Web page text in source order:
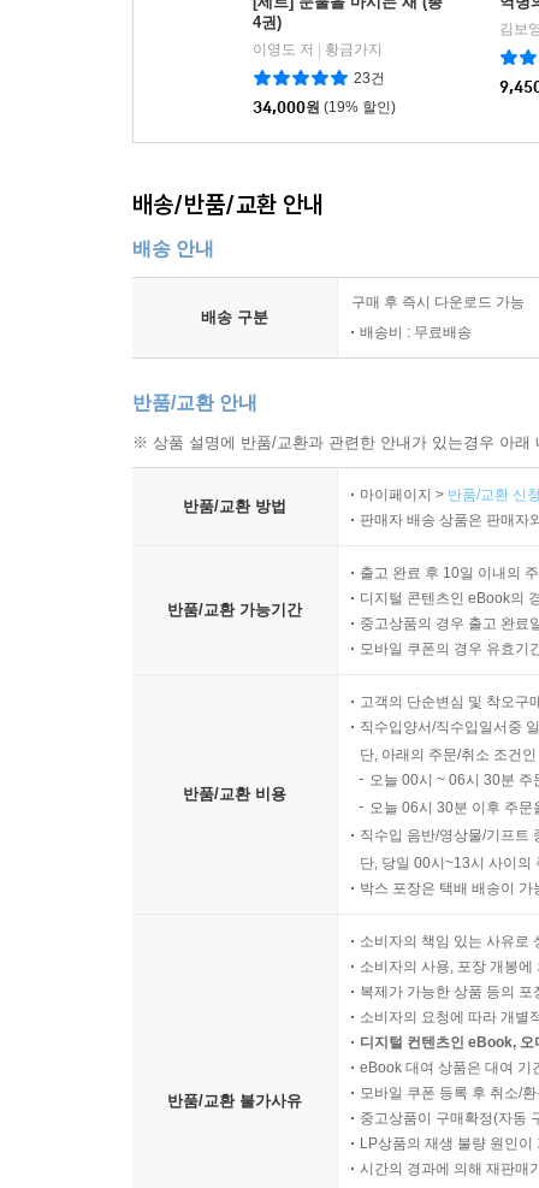
4권)
이영도 저
황금가지
23건
34,000원 (19% 할인)
김보
배송/반품/교환 안내
배송 안내
배송 구분
구매 후 즉시 다운로드 가능
배송비 : 무료배송
반품/교환 안내
※ 상품 설명에 반품/교환과 관련한 안내가 있는경우 아
반품/교환 방법
마이페이지 > 반품/교환 신
판매자 배송 상품은 판매자
반품/교환 가능기간
출고 완료 후 10일 이내의
디지털 콘텐츠인 eBook의
중고상품의 경우 출고 완료
모바일 쿠폰의 경우 유효기
반품/교환 비용
고객의 단순변심 및 착오구
직수입양서/직수입일서중
단, 아래의 주문/취소 조건
오늘 00시 ~ 06시 30분
오늘 06시 30분 이후 주
직수입 음반/영상물/기프트
단, 당일 00시~13시 사이의
박스 포장은 택배 배송이
반품/교환 불가사유
소비자의 책임 있는 사유로
소비자의 사용, 포장 개봉
복제가 가능한 상품 등의
소비자의 요청에 따라 개별
디지털 컨텐츠인 eBook,
eBook 대여 상품은 대여 기
모바일 쿠폰 등록 후 취소/
중고상품이 구매확정(자동
LP상품의 재생 불량 원인
시간의 경과에 의해 재판매